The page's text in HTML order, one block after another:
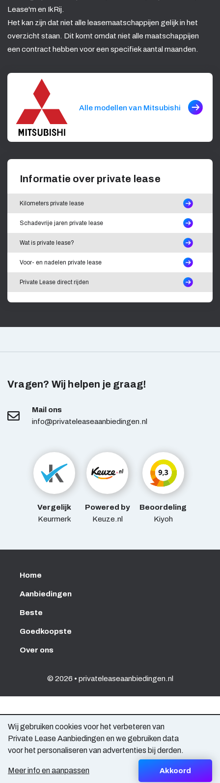
Wij gebruiken cookies voor het verbeteren van
Private Lease Aanbiedingen en we gebruiken data
voor het personaliseren van advertenties bij derden.
Meer info en aanpassen Akkoord
Lease'm en IkRij.
Het kan zijn dat niet alle leasemaatschappijen gelijk in het
overzicht staan. Dit komt omdat niet alle maatschappijen
een contract hebben voor een specifiek aantal maanden.
Alle modellen van Mitsubishi
Informatie over private lease
Kilometers private lease
Schadevrije jaren private lease
Wat is private lease?
Voor- en nadelen private lease
Private Lease direct rijden
Vragen? Wij helpen je graag!
Mail ons
info@privateleaseaanbiedingen.nl
Vergelijk
Keurmerk
Powered by
Keuze.nl
Beoordeling
Kiyoh
© 2026 • privateleaseaanbiedingen.nl
Home
Aanbiedingen
Beste
Goedkoopste
Over ons